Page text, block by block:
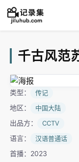
千古风范
类型： 传记
地区： 中国大陆
出品方： CCTV
语言： 汉语普通话
首播：2023